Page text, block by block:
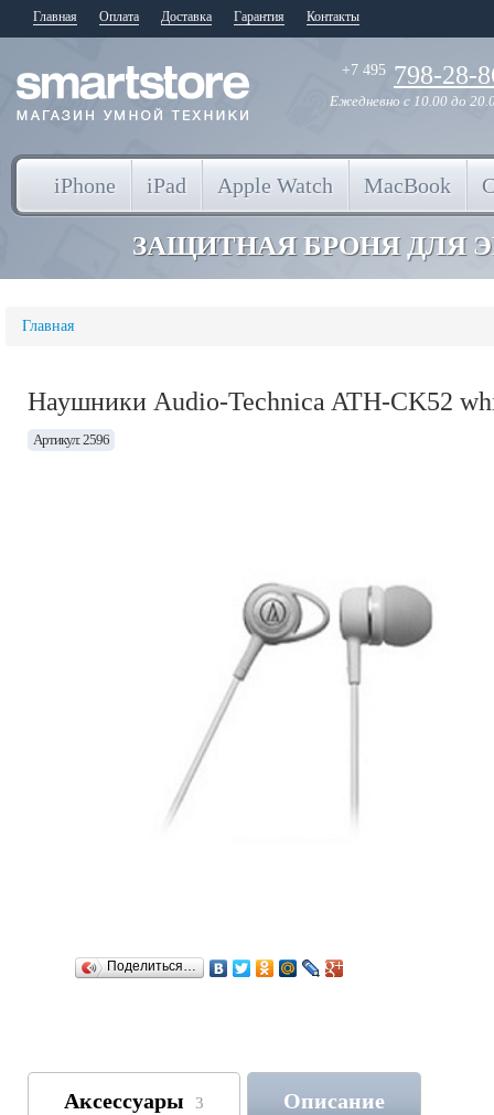
Главная Оплата Доставка Гарантия Контакты
+7 495 798-28-
Ежедневно с 10.00 до
iPhone iPad Apple Watch MacBook
ЗАЩИТНАЯ БРОНЯ ДЛЯ
Главная
Наушники Audio-Technica ATH-CK52
Артикул: 2596
Поделиться…
Аксессуары 3 Описание